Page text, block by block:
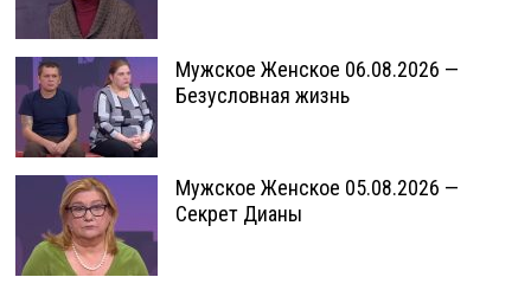
Мужское Женское 06.08.2026 —
Безусловная жизнь
Мужское Женское 05.08.2026 —
Секрет Дианы